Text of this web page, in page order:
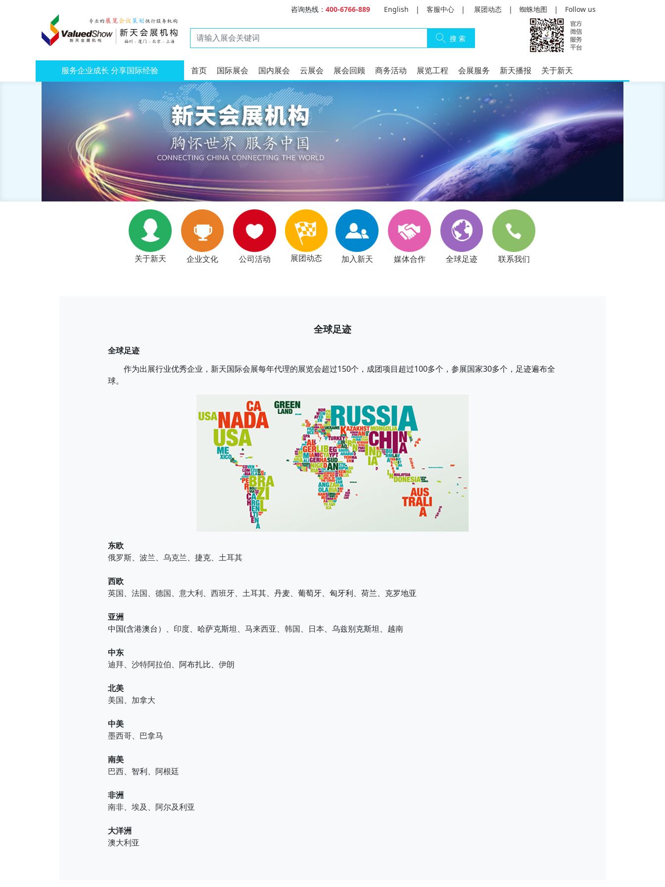
咨询热线： 400-6766-889 English | 客服中心 | 展团动态 | 蜘蛛地图 | Follow us
服务企业成长 分享国际经验 首页 国际展会 国内展会 云展会 展会回顾 商务活动 展览工程 会展服务 新天播报 关于新天
关于新天 企业文化 公司活动 展团动态 加入新天 媒体合作 全球足迹 联系我们
全球足迹
全球足迹
作为出展行业优秀企业，新天国际会展每年代理的展览会超过150个，成团项目超过100多个，参展国家30多个，足迹遍布全
球。
东欧
俄罗斯、波兰、乌克兰、捷克、土耳其
西欧
英国、法国、德国、意大利、西班牙、土耳其、丹麦、葡萄牙、匈牙利、荷兰、克罗地亚
亚洲
中国(含港澳台）、 印度、哈萨克斯坦、马来西亚、韩国、 日本、乌兹别克斯坦、 越南
中东
迪拜、沙特阿拉伯、阿布扎比、伊朗
北美
美国、 加拿大
中美
墨西哥、 巴拿马
南美
巴西、智利、 阿根廷
非洲
南非、埃及 、 阿尔及利亚
大洋洲
澳大利亚